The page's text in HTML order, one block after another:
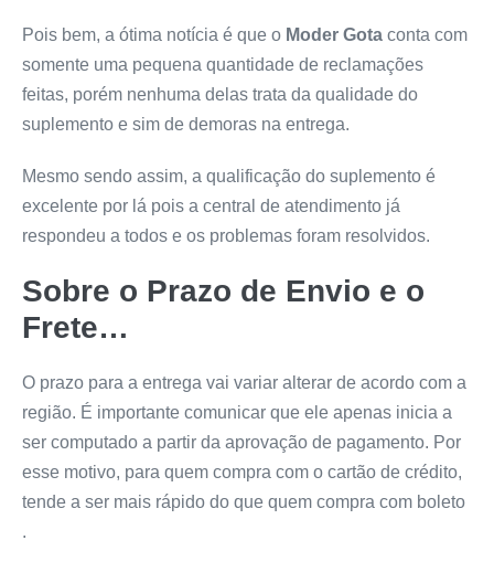
Pois bem, a ótima notícia é que o Moder Gota conta com
somente uma pequena quantidade de reclamações
feitas, porém nenhuma delas trata da qualidade do
suplemento e sim de demoras na entrega.
Mesmo sendo assim, a qualificação do suplemento é
excelente por lá pois a central de atendimento já
respondeu a todos e os problemas foram resolvidos.
Sobre o Prazo de Envio e o
Frete…
O prazo para a entrega vai variar alterar de acordo com a
região. É importante comunicar que ele apenas inicia a
ser computado a partir da aprovação de pagamento. Por
esse motivo, para quem compra com o cartão de crédito,
tende a ser mais rápido do que quem compra com boleto
.